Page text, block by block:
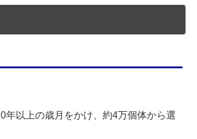
年以上の歳月をかけ、約4万個体から選